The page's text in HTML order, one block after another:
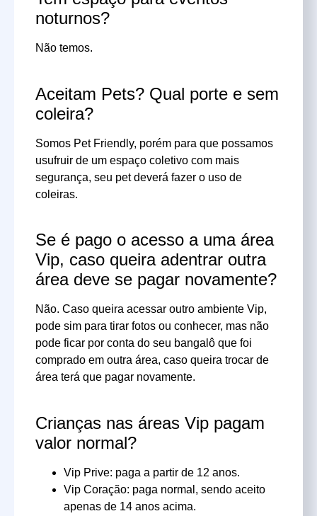
noturnos?
Não temos.
Aceitam Pets? Qual porte e sem
coleira?
Somos Pet Friendly, porém para que possamos
usufruir de um espaço coletivo com mais
segurança, seu pet deverá fazer o uso de
coleiras.
Se é pago o acesso a uma área
Vip, caso queira adentrar outra
área deve se pagar novamente?
Não. Caso queira acessar outro ambiente Vip,
pode sim para tirar fotos ou conhecer, mas não
pode ficar por conta do seu bangalô que foi
comprado em outra área, caso queira trocar de
área terá que pagar novamente.
Crianças nas áreas Vip pagam
valor normal?
Vip Prive: paga a partir de 12 anos.
Vip Coração: paga normal, sendo aceito
apenas de 14 anos acima.